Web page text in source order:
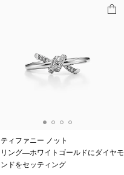
ティファニー ノット
リング—ホワイトゴールドにダイヤモ
ンドをセッティング